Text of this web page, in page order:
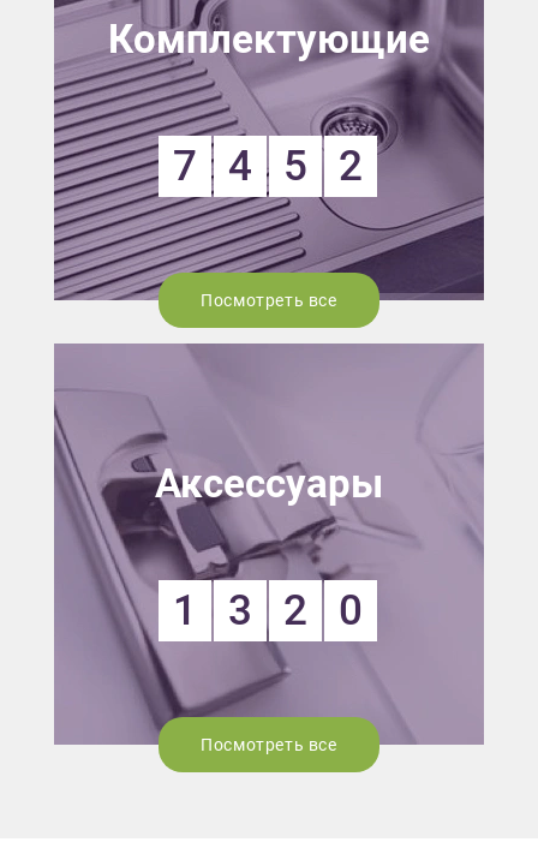
Комплектующие
7 4 5 2
Посмотреть все
Аксессуары
1 3 2 0
Посмотреть все